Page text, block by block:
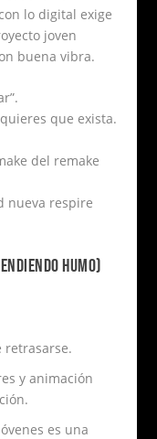
lo digital exige
joven
buena vibra.
que exista.
del remake
nueva respire
HUMO)
retrasarse.
y animación
es una